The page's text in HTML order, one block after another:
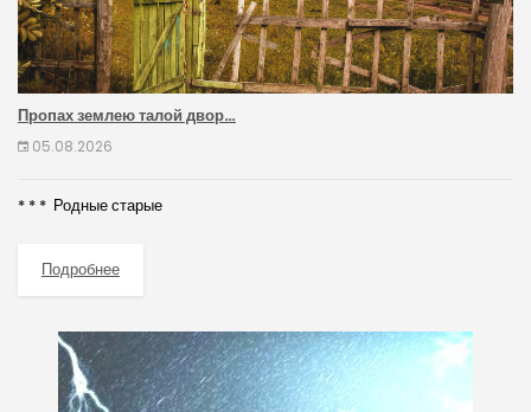
Пропах землею талой двор…
05.08.2026
* * * Родные старые
Подробнее